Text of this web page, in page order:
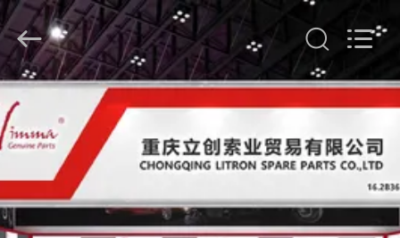
বাড়ি
পণ্য
ভিডিও
Chongqing
Litron
Spare
Parts
Co.,
Ltd..
Rights